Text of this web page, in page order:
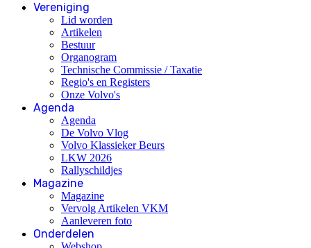
Vereniging
Lid worden
Artikelen
Bestuur
Organogram
Technische Commissie / Taxatie
Regio's en Registers
Onze Volvo's
Agenda
Agenda
De Volvo Vlog
Volvo Klassieker Beurs
LKW 2026
Rallyschildjes
Magazine
Magazine
Vervolg Artikelen VKM
Aanleveren foto
Onderdelen